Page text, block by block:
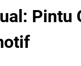
Pintu